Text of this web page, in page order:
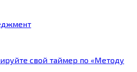
свой таймер по «Методу